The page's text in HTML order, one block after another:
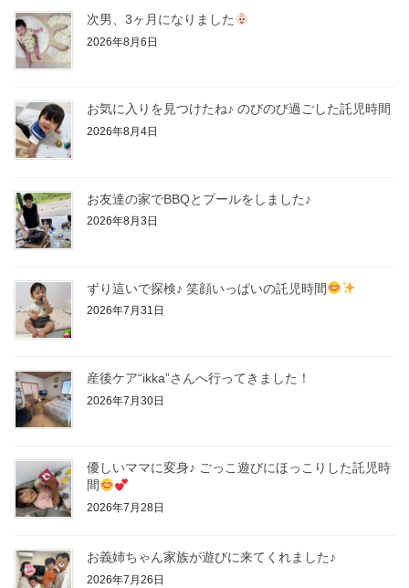
次男、3ヶ月になりました
2026年8月6日
お気に入りを見つけたね♪ のびのび過ごした託児時間
2026年8月4日
お友達の家でBBQとプールをしました♪
2026年8月3日
ずり這いで探検♪ 笑顔いっぱいの託児時間
2026年7月31日
産後ケア“ikka”さんへ行ってきました！
2026年7月30日
優しいママに変身♪ ごっこ遊びにほっこりした託児時
間
2026年7月28日
お義姉ちゃん家族が遊びに来てくれました♪
2026年7月26日